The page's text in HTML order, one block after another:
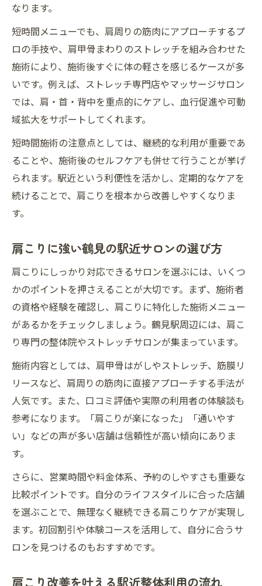
なります。
短時間メニューでも、肩周りの筋肉にアプローチするプ
ロの手技や、肩甲骨まわりのストレッチを組み合わせた
施術により、施術後すぐに体の軽さを感じるケースが多
いです。例えば、ストレッチ専門店やマッサージサロン
では、肩・首・背中を重点的にケアし、血行促進や可動
域拡大をサポートしてくれます。
短時間施術の注意点としては、継続的な利用が重要であ
ることや、施術後のセルフケアも併せて行うことが挙げ
られます。駅近という利便性を活かし、定期的なケアを
続けることで、肩こりを根本から改善しやすくなりま
す。
肩こりに強い鶴見の駅近サロンの選び方
肩こりにしっかり対応できるサロンを選ぶには、いくつ
かのポイントを押さえることが大切です。まず、施術者
の資格や経験を確認し、肩こりに特化した施術メニュー
があるかをチェックしましょう。鶴見駅周辺には、肩こ
り専門の整体院やストレッチサロンが集まっています。
施術内容としては、肩甲骨はがしやストレッチ、筋膜リ
リースなど、肩周りの筋肉に直接アプローチする手法が
人気です。また、口コミ評価や実際の利用者の体験談も
参考になります。「肩こりが楽になった」「通いやす
い」などの声が多い店舗は信頼性が高い傾向にありま
す。
さらに、営業時間や料金体系、予約のしやすさも重要な
比較ポイントです。自分のライフスタイルに合った店舗
を選ぶことで、無理なく継続できる肩こりケアが実現し
ます。初回割引や体験コースを活用して、自分に合うサ
ロンを見つけるのもおすすめです。
肩こり改善を叶える駅近整体利用の流れ